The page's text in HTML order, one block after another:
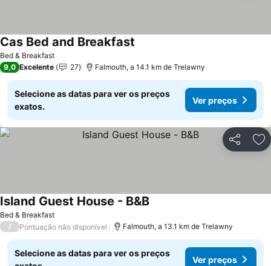
Bed & Breakfast
Cas Bed and Breakfast
9,0 Excelente 27 Falmouth, a 14.1 km de Trelawny
Selecione as datas para ver os preços
exatos.
Ver preços
Partilhar
Bed & Breakfast
Island Guest House - B&B
/ Pontuação não disponível Falmouth, a 13.1 km de Trelawny
Selecione as datas para ver os preços
Ver preços